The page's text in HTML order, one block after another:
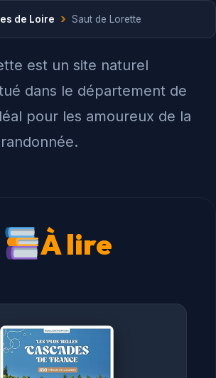
de Loire › Saut de Lorette
est un site naturel
dans le département de
pour les amoureux de la
À lire